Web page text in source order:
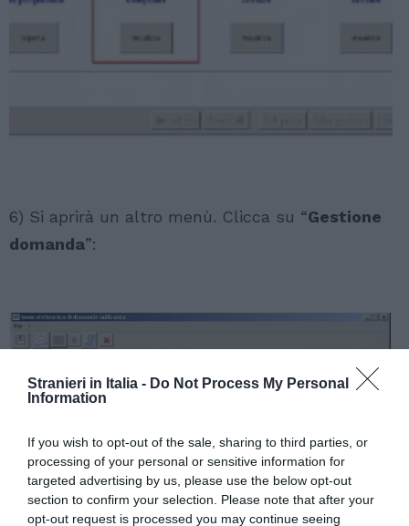
Stranieri in Italia - Do Not Process My Personal
Information
If you wish to opt-out of the sale, sharing to third parties, or
processing of your personal or sensitive information for
targeted advertising by us, please use the below opt-out
section to confirm your selection. Please note that after your
opt-out request is processed you may continue seeing
6) Si aprirà un altro menù. Clicca su “Gestione
domanda”: